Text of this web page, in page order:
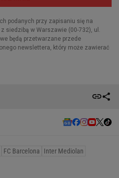
FC Barcelona
Inter Mediolan